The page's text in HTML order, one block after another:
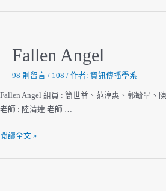
Fallen Angel
98 則留言 / 108 / 作者: 資訊傳播學系
Fallen Angel 組員 : 簡世益、范淳惠、郭毓呈、
老師 : 陸清達 老師 …
Fallen
閱讀全文 »